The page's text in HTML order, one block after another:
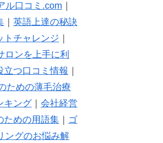
ル口コミ.com
｜ 英語上達の秘訣
トチャレンジ
ロンを上手に利
立つ口コミ情報
ための薄毛治療
キング｜ 会社経営
ための用語集｜
ゴ
ングのお悩み解